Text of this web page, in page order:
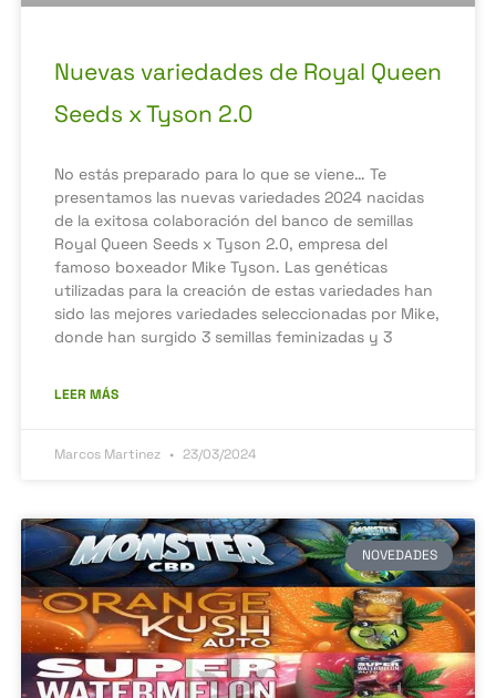
Nuevas variedades de Royal Queen
Seeds x Tyson 2.0
No estás preparado para lo que se viene… Te
presentamos las nuevas variedades 2024 nacidas
de la exitosa colaboración del banco de semillas
Royal Queen Seeds x Tyson 2.0, empresa del
famoso boxeador Mike Tyson. Las genéticas
utilizadas para la creación de estas variedades han
sido las mejores variedades seleccionadas por Mike,
donde han surgido 3 semillas feminizadas y 3
LEER MÁS
Marcos Martinez 23/03/2024
NOVEDADES